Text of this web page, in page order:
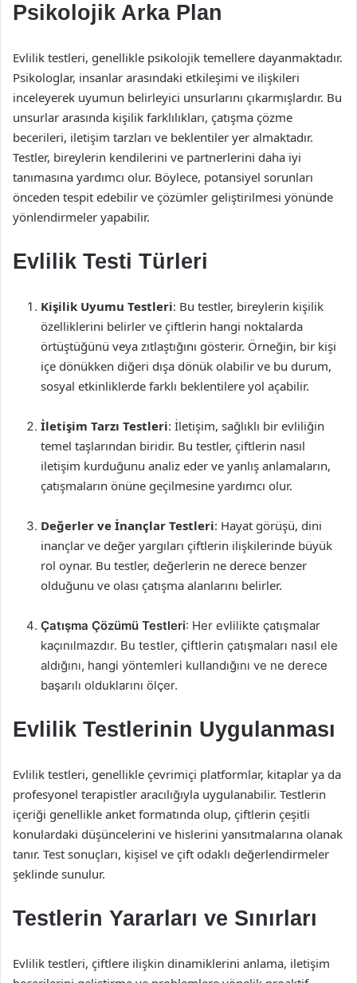
Psikolojik Arka Plan
Evlilik testleri, genellikle psikolojik temellere dayanmaktadır.
Psikologlar, insanlar arasındaki etkileşimi ve ilişkileri
inceleyerek uyumun belirleyici unsurlarını çıkarmışlardır. Bu
unsurlar arasında kişilik farklılıkları, çatışma çözme
becerileri, iletişim tarzları ve beklentiler yer almaktadır.
Testler, bireylerin kendilerini ve partnerlerini daha iyi
tanımasına yardımcı olur. Böylece, potansiyel sorunları
önceden tespit edebilir ve çözümler geliştirilmesi yönünde
yönlendirmeler yapabilir.
Evlilik Testi Türleri
Kişilik Uyumu Testleri: Bu testler, bireylerin kişilik
özelliklerini belirler ve çiftlerin hangi noktalarda
örtüştüğünü veya zıtlaştığını gösterir. Örneğin, bir kişi
içe dönükken diğeri dışa dönük olabilir ve bu durum,
sosyal etkinliklerde farklı beklentilere yol açabilir.
İletişim Tarzı Testleri: İletişim, sağlıklı bir evliliğin
temel taşlarından biridir. Bu testler, çiftlerin nasıl
iletişim kurduğunu analiz eder ve yanlış anlamaların,
çatışmaların önüne geçilmesine yardımcı olur.
Değerler ve İnançlar Testleri: Hayat görüşü, dini
inançlar ve değer yargıları çiftlerin ilişkilerinde büyük
rol oynar. Bu testler, değerlerin ne derece benzer
olduğunu ve olası çatışma alanlarını belirler.
Çatışma Çözümü Testleri: Her evlilikte çatışmalar
kaçınılmazdır. Bu testler, çiftlerin çatışmaları nasıl ele
aldığını, hangi yöntemleri kullandığını ve ne derece
başarılı olduklarını ölçer.
Evlilik Testlerinin Uygulanması
Evlilik testleri, genellikle çevrimiçi platformlar, kitaplar ya da
profesyonel terapistler aracılığıyla uygulanabilir. Testlerin
içeriği genellikle anket formatında olup, çiftlerin çeşitli
konulardaki düşüncelerini ve hislerini yansıtmalarına olanak
tanır. Test sonuçları, kişisel ve çift odaklı değerlendirmeler
şeklinde sunulur.
Testlerin Yararları ve Sınırları
Evlilik testleri, çiftlere ilişkin dinamiklerini anlama, iletişim